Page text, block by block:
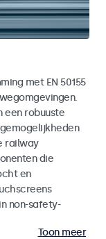
met EN 50155
een robuuste
railway
die
en
non-safety-
Toon meer